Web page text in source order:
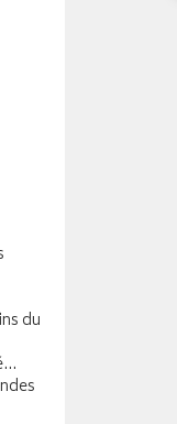
du